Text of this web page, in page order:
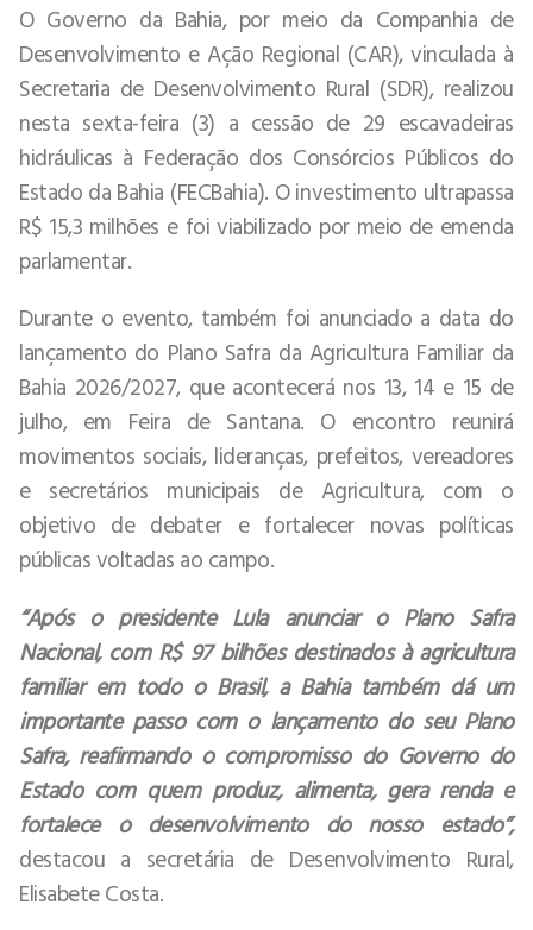
O Governo da Bahia, por meio da Companhia de
Desenvolvimento e Ação Regional (CAR), vinculada à
Secretaria de Desenvolvimento Rural (SDR), realizou
nesta sexta-feira (3) a cessão de 29 escavadeiras
hidráulicas à Federação dos Consórcios Públicos do
Estado da Bahia (FECBahia). O investimento ultrapassa
R$ 15,3 milhões e foi viabilizado por meio de emenda
parlamentar.
Durante o evento, também foi anunciado a data do
lançamento do Plano Safra da Agricultura Familiar da
Bahia 2026/2027, que acontecerá nos 13, 14 e 15 de
julho, em Feira de Santana. O encontro reunirá
movimentos sociais, lideranças, prefeitos, vereadores
e secretários municipais de Agricultura, com o
objetivo de debater e fortalecer novas políticas
públicas voltadas ao campo.
“Após o presidente Lula anunciar o Plano Safra
Nacional, com R$ 97 bilhões destinados à agricultura
familiar em todo o Brasil, a Bahia também dá um
importante passo com o lançamento do seu Plano
Safra, reafirmando o compromisso do Governo do
Estado com quem produz, alimenta, gera renda e
fortalece o desenvolvimento do nosso estado”,
destacou a secretária de Desenvolvimento Rural,
Elisabete Costa.